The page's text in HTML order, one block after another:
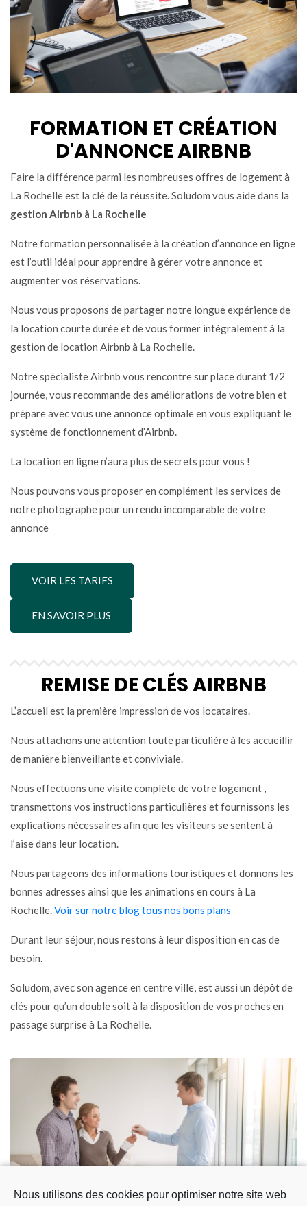
FORMATION ET CRÉATION
D'ANNONCE AIRBNB
Faire la différence parmi les nombreuses offres de logement à
La Rochelle est la clé de la réussite. Soludom vous aide dans la
gestion Airbnb à La Rochelle
Notre formation personnalisée à la création d’annonce en ligne
est l’outil idéal pour apprendre à gérer votre annonce et
augmenter vos réservations.
Nous vous proposons de partager notre longue expérience de
la location courte durée et de vous former intégralement à la
gestion de location Airbnb à La Rochelle.
Notre spécialiste Airbnb vous rencontre sur place durant 1/2
journée, vous recommande des améliorations de votre bien et
prépare avec vous une annonce optimale en vous expliquant le
système de fonctionnement d’Airbnb.
La location en ligne n’aura plus de secrets pour vous !
Nous pouvons vous proposer en complément les services de
notre photographe pour un rendu incomparable de votre
annonce
VOIR LES TARIFS
EN SAVOIR PLUS
REMISE DE CLÉS AIRBNB
L’accueil est la première impression de vos locataires.
Nous attachons une attention toute particulière à les accueillir
de manière bienveillante et conviviale.
Nous effectuons une visite complète de votre logement ,
transmettons vos instructions particulières et fournissons les
explications nécessaires afin que les visiteurs se sentent à
l’aise dans leur location.
Nous partageons des informations touristiques et donnons les
bonnes adresses ainsi que les animations en cours à La
Rochelle.Voir sur notre blog tous nos bons plans
Durant leur séjour, nous restons à leur disposition en cas de
besoin.
Soludom, avec son agence en centre ville, est aussi un dépôt de
clés pour qu’un double soit à la disposition de vos proches en
passage surprise à La Rochelle.
Nous utilisons des cookies pour optimiser notre site web